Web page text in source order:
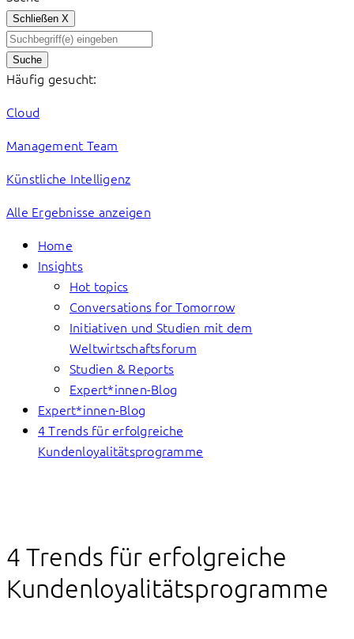
Schließen X
Suche
Häufig gesucht:
Cloud
Management Team
Künstliche Intelligenz
Alle Ergebnisse anzeigen
Home
Insights
Hot topics
Conversations for Tomorrow
Initiativen und Studien mit dem
Weltwirtschaftsforum
Studien & Reports
Expert*innen-Blog
Expert*innen-Blog
4 Trends für erfolgreiche
Kundenloyalitätsprogramme
4 Trends für erfolgreiche
Kundenloyalitätsprogramme